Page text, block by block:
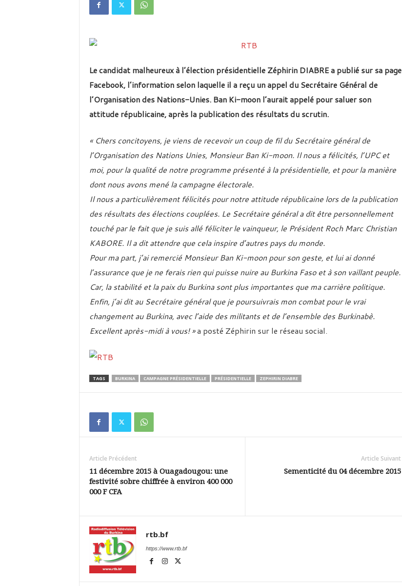
Le candidat malheureux à l’élection présidentielle Zéphirin DIABRE a publié sur sa page
Facebook, l’information selon laquelle il a reçu un appel du Secrétaire Général de
l’Organisation des Nations-Unies. Ban Ki-moon l’aurait appelé pour saluer son
attitude républicaine, après la publication des résultats du scrutin.
« Chers concitoyens, je viens de recevoir un coup de fil du Secrétaire général de
l’Organisation des Nations Unies, Monsieur Ban Ki-moon. Il nous a félicités, l’UPC et
moi, pour la qualité de notre programme présenté à la présidentielle, et pour la manière
dont nous avons mené la campagne électorale.
Il nous a particulièrement félicités pour notre attitude républicaine lors de la publication
des résultats des élections couplées. Le Secrétaire général a dit être personnellement
touché par le fait que je suis allé féliciter le vainqueur, le Président Roch Marc Christian
KABORE. Il a dit attendre que cela inspire d’autres pays du monde.
Pour ma part, j’ai remercié Monsieur Ban Ki-moon pour son geste, et lui ai donné
l’assurance que je ne ferais rien qui puisse nuire au Burkina Faso et à son vaillant peuple.
Car, la stabilité et la paix du Burkina sont plus importantes que ma carrière politique.
Enfin, j’ai dit au Secrétaire général que je poursuivrais mon combat pour le vrai
changement au Burkina, avec l’aide des militants et de l’ensemble des Burkinabè.
Excellent après-midi à vous! »a posté Zéphirin sur le réseau social.
TAGS BURKINA CAMPAGNE PRÉSIDENTIELLE PRÉSIDENTIELLE ZEPHIRIN DIABRE
Article Précédent
11 décembre 2015 à Ouagadougou: une
festivité sobre chiffrée à environ 400 000
000 F CFA
Article Suivant
Sementicité du 04 décembre 2015
rtb.bf
https://www.rtb.bf